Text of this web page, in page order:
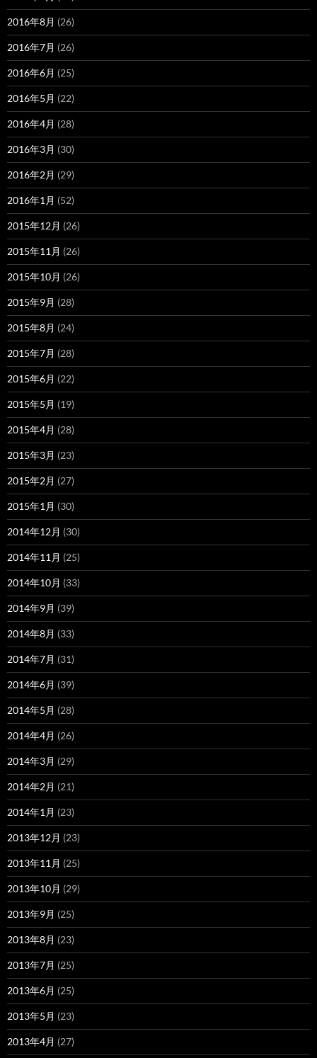
2016年8月 (26)
2016年7月 (26)
2016年6月 (25)
2016年5月 (22)
2016年4月 (28)
2016年3月 (30)
2016年2月 (29)
2016年1月 (52)
2015年12月 (26)
2015年11月 (26)
2015年10月 (26)
2015年9月 (28)
2015年8月 (24)
2015年7月 (28)
2015年6月 (22)
2015年5月 (19)
2015年4月 (28)
2015年3月 (23)
2015年2月 (27)
2015年1月 (30)
2014年12月 (30)
2014年11月 (25)
2014年10月 (33)
2014年9月 (39)
2014年8月 (33)
2014年7月 (31)
2014年6月 (39)
2014年5月 (28)
2014年4月 (26)
2014年3月 (29)
2014年2月 (21)
2014年1月 (23)
2013年12月 (23)
2013年11月 (25)
2013年10月 (29)
2013年9月 (25)
2013年8月 (23)
2013年7月 (25)
2013年6月 (25)
2013年5月 (23)
2013年4月 (27)